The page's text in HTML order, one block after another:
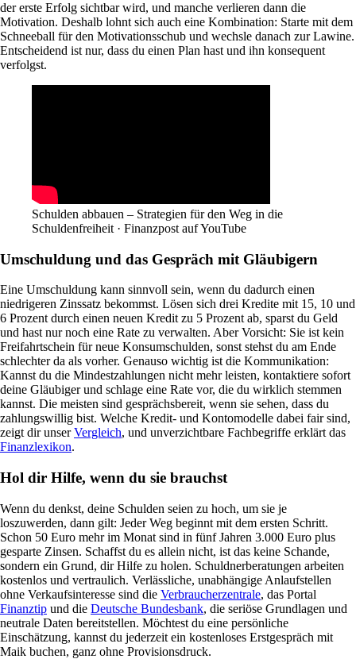
der erste Erfolg sichtbar wird, und manche verlieren dann die
Motivation. Deshalb lohnt sich auch eine Kombination: Starte mit dem
Schneeball für den Motivationsschub und wechsle danach zur Lawine.
Entscheidend ist nur, dass du einen Plan hast und ihn konsequent
verfolgst.
Schulden abbauen – Strategien für den Weg in die
Schuldenfreiheit · Finanzpost auf YouTube
Umschuldung und das Gespräch mit Gläubigern
Eine Umschuldung kann sinnvoll sein, wenn du dadurch einen
niedrigeren Zinssatz bekommst. Lösen sich drei Kredite mit 15, 10 und
6 Prozent durch einen neuen Kredit zu 5 Prozent ab, sparst du Geld
und hast nur noch eine Rate zu verwalten. Aber Vorsicht: Sie ist kein
Freifahrtschein für neue Konsumschulden, sonst stehst du am Ende
schlechter da als vorher. Genauso wichtig ist die Kommunikation:
Kannst du die Mindestzahlungen nicht mehr leisten, kontaktiere sofort
deine Gläubiger und schlage eine Rate vor, die du wirklich stemmen
kannst. Die meisten sind gesprächsbereit, wenn sie sehen, dass du
zahlungswillig bist. Welche Kredit- und Kontomodelle dabei fair sind,
zeigt dir unserVergleich, und unverzichtbare Fachbegriffe erklärt das
Finanzlexikon.
Hol dir Hilfe, wenn du sie brauchst
Wenn du denkst, deine Schulden seien zu hoch, um sie je
loszuwerden, dann gilt: Jeder Weg beginnt mit dem ersten Schritt.
Schon 50 Euro mehr im Monat sind in fünf Jahren 3.000 Euro plus
gesparte Zinsen. Schaffst du es allein nicht, ist das keine Schande,
sondern ein Grund, dir Hilfe zu holen. Schuldnerberatungen arbeiten
kostenlos und vertraulich. Verlässliche, unabhängige Anlaufstellen
ohne Verkaufsinteresse sind die Verbraucherzentrale, das Portal
Finanztip und die Deutsche Bundesbank, die seriöse Grundlagen und
neutrale Daten bereitstellen. Möchtest du eine persönliche
Einschätzung, kannst du jederzeit ein kostenloses Erstgespräch mit
Maik buchen, ganz ohne Provisionsdruck.